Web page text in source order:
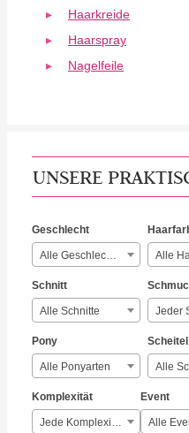
Haarkreide
Haarspray
Nagelfeile
UNSERE
Geschlecht
Alle Geschlechter Alle
Schnitt
Alle Schnitte Jeder
Pony
Alle Ponyarten
Scheitel
Komplexität
Jede Komplexität
Event
Alle